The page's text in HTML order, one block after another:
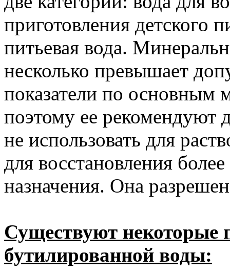
приготовления детского
питьевая вода.
несколько превышает
показатели по основным
поэтому ее рекомендуют
не использовать для
для восстановления
назначения. Она
Существуют некоторые
бутилированной воды: